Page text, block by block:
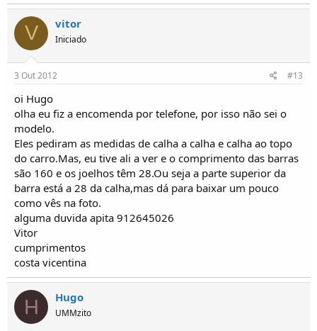
V vitor
Iniciado
3 Out 2012 #13
oi Hugo
olha eu fiz a encomenda por telefone, por isso não sei o
modelo.
Eles pediram as medidas de calha a calha e calha ao topo
do carro.Mas, eu tive ali a ver e o comprimento das barras
são 160 e os joelhos têm 28.Ou seja a parte superior da
barra está a 28 da calha,mas dá para baixar um pouco
como vês na foto.
alguma duvida apita 912645026
Vitor
cumprimentos
costa vicentina
H Hugo
UMMzito